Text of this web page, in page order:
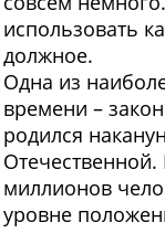
использовать
должное.
Одна из
времени –
родился
Отечественной.
миллионов
уровне